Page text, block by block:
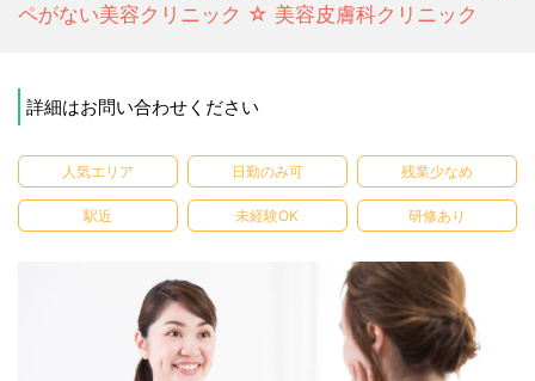
ペがない美容クリニック ☆ 美容皮膚科クリニック
詳細はお問い合わせください
人気エリア 日勤のみ可 残業少なめ
駅近 未経験OK 研修あり